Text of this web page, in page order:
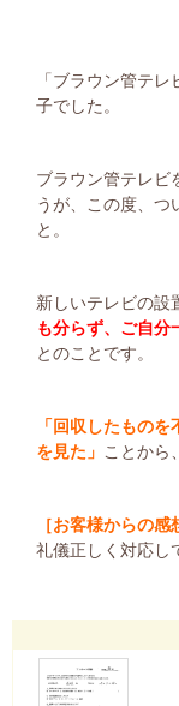
「ブラウン管テ
子でした。
ブラウン管テレビ
うが、この度、つ
と。
新しいテレビの設
も分らず、ご自分
とのことです。
「回収したもの
を見た」 ことから
［お客様からの感
礼儀正しく対応し